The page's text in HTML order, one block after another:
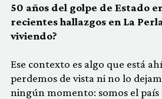
50 años del golpe de Estado
recientes hallazgos en La
viviendo?
Ese contexto es algo que está
perdemos de vista ni no lo
ningún momento: somos el país